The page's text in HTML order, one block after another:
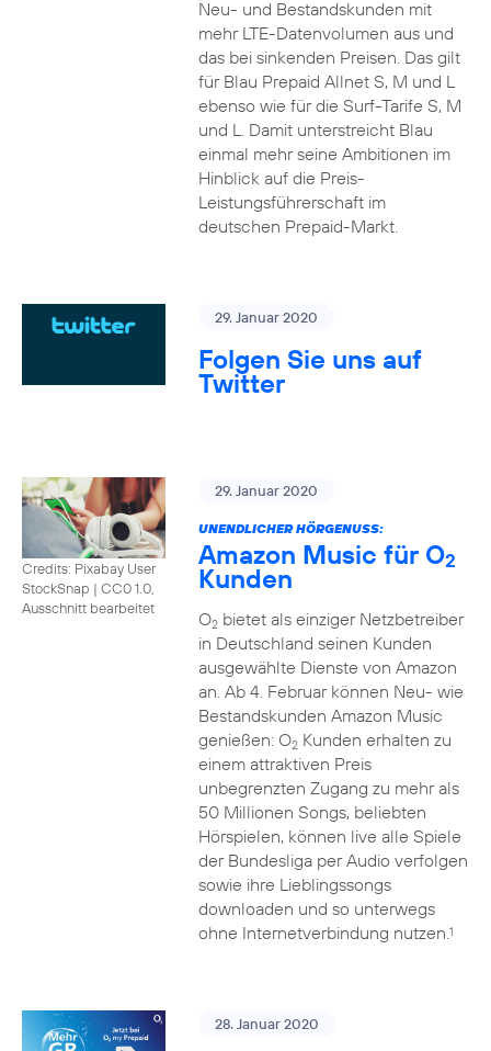
Neu- und Bestandskunden mit
mehr LTE-Datenvolumen aus und
das bei sinkenden Preisen. Das gilt
für Blau Prepaid Allnet S, M und L
ebenso wie für die Surf-Tarife S, M
und L. Damit unterstreicht Blau
einmal mehr seine Ambitionen im
Hinblick auf die Preis-
Leistungsführerschaft im
deutschen Prepaid-Markt.
29. Januar 2020
Folgen Sie uns auf
Twitter
Credits: Pixabay User
StockSnap | CC0 1.0,
Ausschnitt bearbeitet
29. Januar 2020
UNENDLICHER HÖRGENUSS:
Amazon Music für O2
Kunden
O2bietet als einziger Netzbetreiber
in Deutschland seinen Kunden
ausgewählte Dienste von Amazon
an. Ab 4. Februar können Neu- wie
Bestandskunden Amazon Music
genießen: O2Kunden erhalten zu
einem attraktiven Preis
unbegrenzten Zugang zu mehr als
50 Millionen Songs, beliebten
Hörspielen, können live alle Spiele
der Bundesliga per Audio verfolgen
sowie ihre Lieblingssongs
downloaden und so unterwegs
ohne Internetverbindung nutzen.1
28. Januar 2020